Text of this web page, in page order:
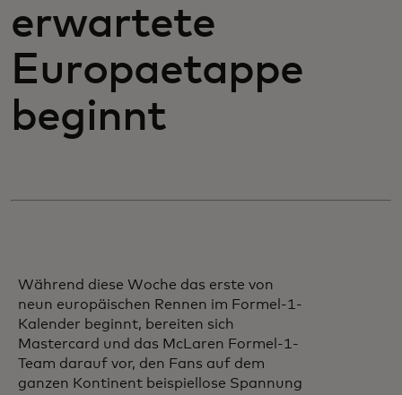
erwartete
Europaetappe
beginnt
Während diese Woche das erste von
neun europäischen Rennen im Formel-1-
Kalender beginnt, bereiten sich
Mastercard und das McLaren Formel-1-
Team darauf vor, den Fans auf dem
ganzen Kontinent beispiellose Spannung